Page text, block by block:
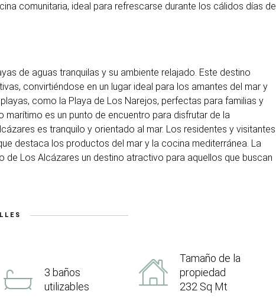
comunitaria, ideal para refrescarse durante los cálidos días de
de aguas tranquilas y su ambiente relajado. Este destino
convirtiéndose en un lugar ideal para los amantes del mar y
como la Playa de Los Narejos, perfectas para familias y
es un punto de encuentro para disfrutar de la
es tranquilo y orientado al mar. Los residentes y visitantes
destaca los productos del mar y la cocina mediterránea. La
de Los Alcázares un destino atractivo para aquellos que buscan
3 baños
utilizables
Tamaño de la
propiedad
232 Sq Mt